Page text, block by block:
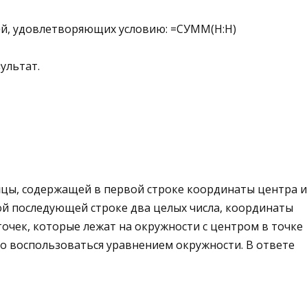
удовлетворяющих условию: =СУММ(H:H)
содержащей в первой строке координаты центра и
последующей строке два целых числа, координаты
которые лежат на окружности с центром в точке
воспользоваться уравнением окружности. В ответе